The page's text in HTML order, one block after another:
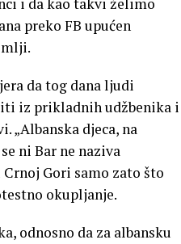
preko FB upućen
da tog dana ljudi
iz prikladnih udžbenika i
„Albanska djeca, na
ni Bar ne naziva
Gori samo zato što
okupljanje.
odnosno da za albansku